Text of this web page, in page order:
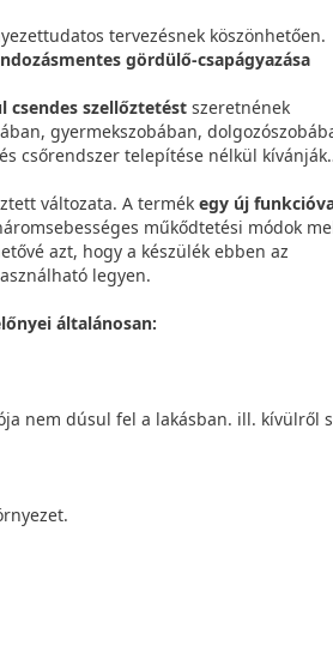
tervezésnek köszönhetően.
gördülő-csapágyazása
csendes szellőztetést szeretnének
gyermekszobában,
csőrendszer telepítése nélkül kívánják
változata. A termék egy új
műkődtetési módok
azt, hogy a készülék ebben az
legyen.
általánosan:
nem dúsul fel a lakásban. ill. kívülről